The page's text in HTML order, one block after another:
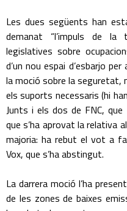
Les dues següents han
demanat “l’impuls de la
legislatives sobre
d’un nou espai d’esbarjo
la moció sobre la seguretat,
els suports necessaris (hi
Junts i els dos de FNC,
que s’ha aprovat la relativa
majoria: ha rebut el vot a
Vox, que s’ha abstingut.
La darrera moció l’ha
de les zones de baixes